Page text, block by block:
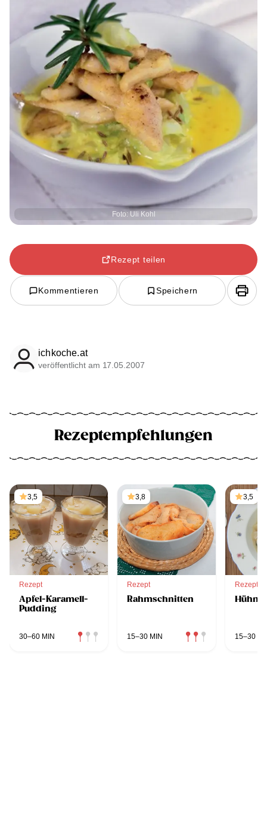
Foto: Uli Kohl
Rezept teilen
Kommentieren Speichern
ichkoche.at
veröffentlicht am 17.05.2007
Rezeptempfehlungen
3,5
Rezept
Apfel-Karamell-
Pudding
30–60 MIN
3,8
Rezept
Rahmschnitten
15–30 MIN
3,5
Rezept
15–30